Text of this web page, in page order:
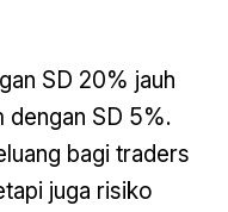
SD 20% jauh
dengan SD 5%.
bagi traders
juga risiko